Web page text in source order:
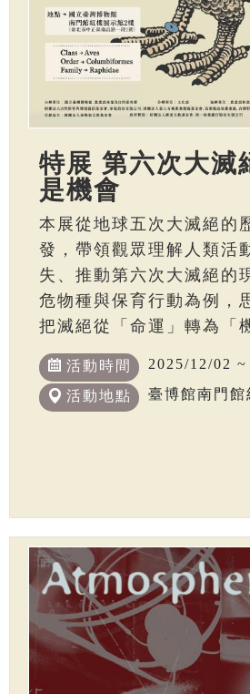
特展 第六次大滅
是機會
本展從地球五次大滅絕的
發，帶領觀眾理解人類活
失、推動第六次大滅絕的
危物種與保育行動為例，
把滅絕從「命運」轉為「
活動時間 2025/12/02 ~
活動地點 臺博館南門館